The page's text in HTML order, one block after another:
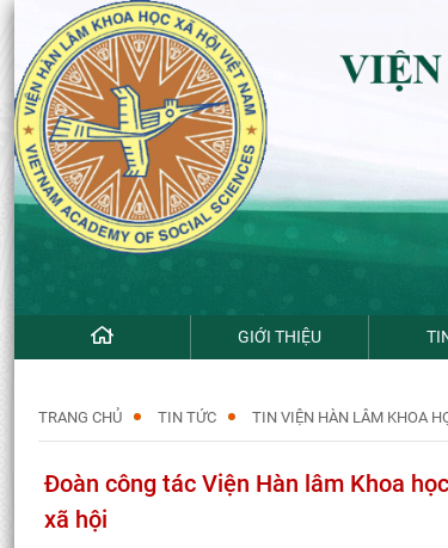
GIỚI THIỆU
TRANG CHỦ TIN TỨC TIN VIỆN HÀN LÂM KHOA
Đoàn công tác Viện Hàn lâm Khoa
xã hội